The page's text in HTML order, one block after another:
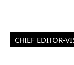
CHIEF EDITOR-